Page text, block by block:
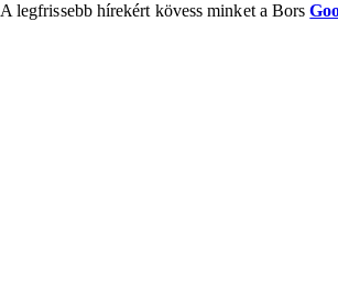
A legfrissebb hírekért kövess minket a Bors